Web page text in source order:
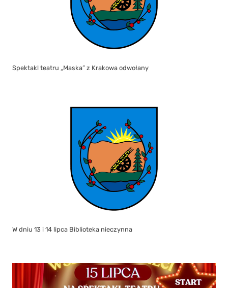
Spektakl teatru „Maska” z Krakowa odwołany
W dniu 13 i 14 lipca Biblioteka nieczynna